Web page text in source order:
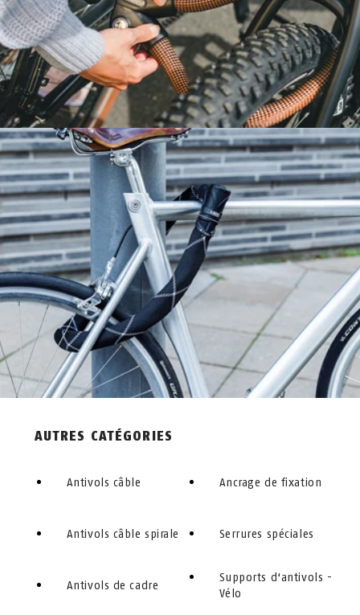
CHAÎNES ANTIVOLS
STEEL-O-FLEX™ - VÉLO
AUTRES CATÉGORIES
Antivols câble
Antivols câble spirale
Antivols de cadre
Ancrage de fixation
Serrures spéciales
Supports d‘antivols -
Vélo